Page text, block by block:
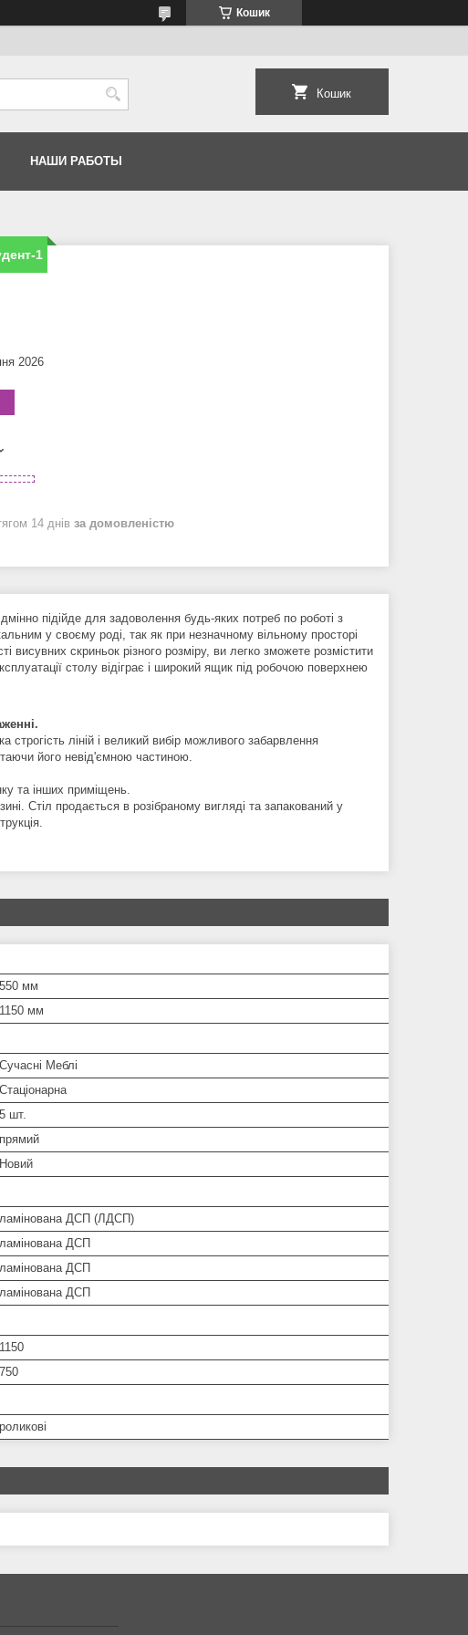
Кошик
Кошик
НАШИ РАБОТЫ
1
2026
14 днів за домовленістю
підійде для задоволення будь-яких потреб по роботі з
у своєму роді, так як при незначному вільному просторі
скриньок різного розміру, ви легко зможете розмістити
столу відіграє і широкий ящик під робочою поверхнею
ліній і великий вибір можливого забарвлення
його невід'ємною частиною.
та інших приміщень.
Стіл продається в розібраному вигляді та запакований у
550 мм
1150 мм
Сучасні Меблі
Стаціонарна
5 шт.
прямий
Новий
ламінована ДСП (ЛДСП)
ламінована ДСП
ламінована ДСП
ламінована ДСП
1150
750
роликові